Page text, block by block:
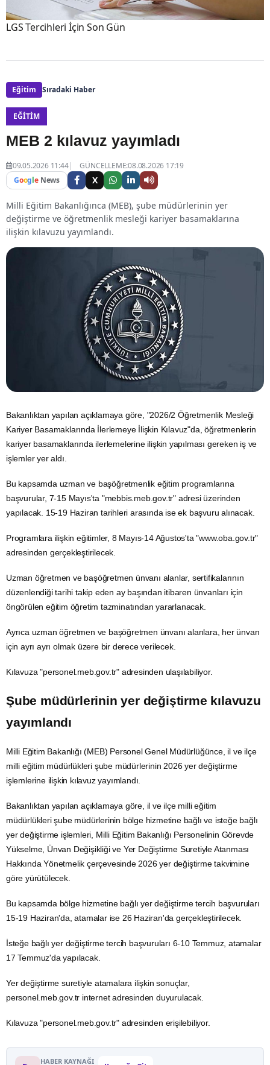
LGS Tercihleri İçin Son Gün
Eğitim Sıradaki Haber
EĞITIM
MEB 2 kılavuz yayımladı
09.05.2026 11:44
GÜNCELLEME:08.08.2026 17:19
Google News X
Milli Eğitim Bakanlığınca (MEB), şube müdürlerinin yer
değiştirme ve öğretmenlik mesleği kariyer basamaklarına
ilişkin kılavuzu yayımlandı.
Bakanlıktan yapılan açıklamaya göre, "2026/2 Öğretmenlik Mesleği
Kariyer Basamaklarında İlerlemeye İlişkin Kılavuz"da, öğretmenlerin
kariyer basamaklarında ilerlemelerine ilişkin yapılması gereken iş ve
işlemler yer aldı.
Bu kapsamda uzman ve başöğretmenlik eğitim programlarına
başvurular, 7-15 Mayıs'ta "mebbis.meb.gov.tr" adresi üzerinden
yapılacak. 15-19 Haziran tarihleri arasında ise ek başvuru alınacak.
Programlara ilişkin eğitimler, 8 Mayıs-14 Ağustos'ta "www.oba.gov.tr"
adresinden gerçekleştirilecek.
Uzman öğretmen ve başöğretmen ünvanı alanlar, sertifikalarının
düzenlendiği tarihi takip eden ay başından itibaren ünvanları için
öngörülen eğitim öğretim tazminatından yararlanacak.
Ayrıca uzman öğretmen ve başöğretmen ünvanı alanlara, her ünvan
için ayrı ayrı olmak üzere bir derece verilecek.
Kılavuza "personel.meb.gov.tr" adresinden ulaşılabiliyor.
Şube müdürlerinin yer değiştirme kılavuzu
yayımlandı
Milli Eğitim Bakanlığı (MEB) Personel Genel Müdürlüğünce, il ve ilçe
milli eğitim müdürlükleri şube müdürlerinin 2026 yer değiştirme
işlemlerine ilişkin kılavuz yayımlandı.
Bakanlıktan yapılan açıklamaya göre, il ve ilçe milli eğitim
müdürlükleri şube müdürlerinin bölge hizmetine bağlı ve isteğe bağlı
yer değiştirme işlemleri, Milli Eğitim Bakanlığı Personelinin Görevde
Yükselme, Ünvan Değişikliği ve Yer Değiştirme Suretiyle Atanması
Hakkında Yönetmelik çerçevesinde 2026 yer değiştirme takvimine
göre yürütülecek.
Bu kapsamda bölge hizmetine bağlı yer değiştirme tercih başvuruları
15-19 Haziran'da, atamalar ise 26 Haziran'da gerçekleştirilecek.
İsteğe bağlı yer değiştirme tercih başvuruları 6-10 Temmuz, atamalar
17 Temmuz'da yapılacak.
Yer değiştirme suretiyle atamalara ilişkin sonuçlar,
personel.meb.gov.tr internet adresinden duyurulacak.
Kılavuza "personel.meb.gov.tr" adresinden erişilebiliyor.
HABER KAYNAĞI